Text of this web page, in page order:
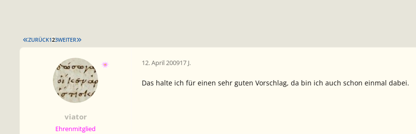
ERSTE SEITE
ZURÜCK123WEITER LETZTE SEITE
viator
Ehrenmitglied
12. April 200917 J.
Das halte ich für einen sehr guten Vorschlag, da bin ich auch schon einmal dabei.